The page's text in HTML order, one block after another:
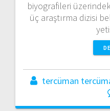
biyografileri
üç araştırma dizisi
tercüman